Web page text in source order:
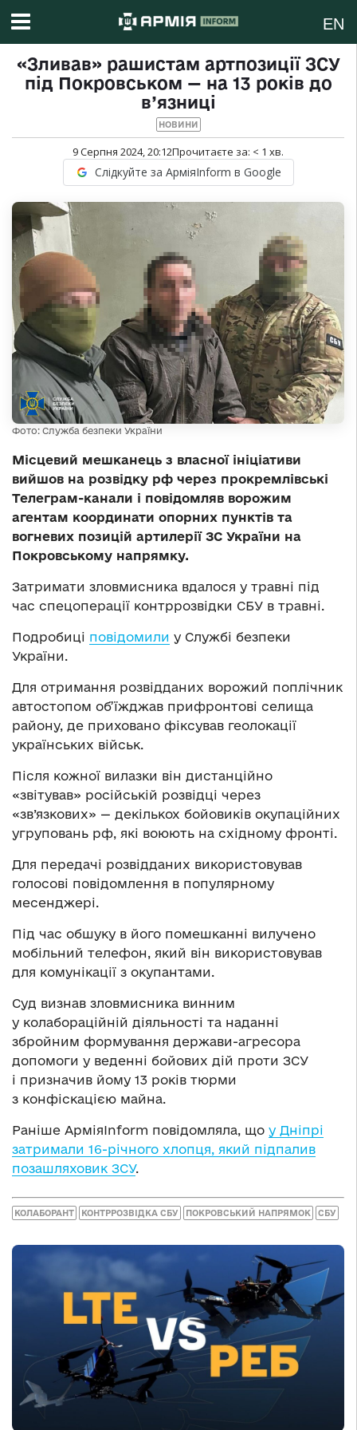
EN
«Зливав» рашистам артпозиції ЗСУ
під Покровськом — на 13 років до
в’язниці
НОВИНИ
9 Серпня 2024, 20:12Прочитаєте за: < 1 хв.
Слідкуйте за АрміяInform в Google
Фото: Служба безпеки України
Місцевий мешканець з власної ініціативи
вийшов на розвідку рф через прокремлівські
Телеграм-канали і повідомляв ворожим
агентам координати опорних пунктів та
вогневих позицій артилерії ЗС України на
Покровському напрямку.
Затримати зловмисника вдалося у травні під
час спецоперації контррозвідки СБУ в травні.
Подробиці повідомили у Службі безпеки
України.
Для отримання розвідданих ворожий поплічник
автостопом об’їжджав прифронтові селища
району, де приховано фіксував геолокації
українських військ.
Після кожної вилазки він дистанційно
«звітував» російській розвідці через
«зв’язкових» — декількох бойовиків окупаційних
угруповань рф, які воюють на східному фронті.
Для передачі розвідданих використовував
голосові повідомлення в популярному
месенджері.
Під час обшуку в його помешканні вилучено
мобільний телефон, який він використовував
для комунікації з окупантами.
Суд визнав зловмисника винним
у колабораційній діяльності та наданні
збройним формування держави-агресора
допомоги у веденні бойових дій проти ЗСУ
і призначив йому 13 років тюрми
з конфіскацією майна.
Раніше АрміяInform повідомляла, що у Дніпрі
затримали 16-річного хлопця, який підпалив
позашляховик ЗСУ.
КОЛАБОРАНТ КОНТРРОЗВІДКА СБУ ПОКРОВСЬКИЙ НАПРЯМОК СБУ